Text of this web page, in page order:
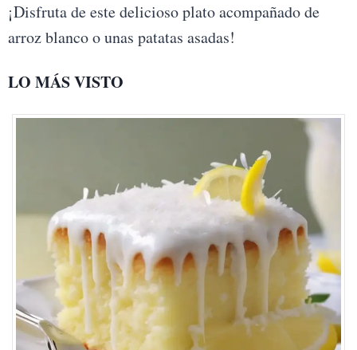
¡Disfruta de este delicioso plato acompañado de
arroz blanco o unas patatas asadas!
LO MÁS VISTO